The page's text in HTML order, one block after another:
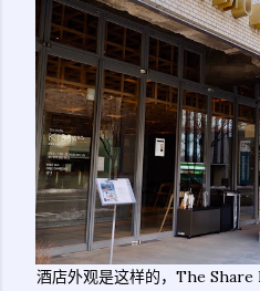
酒店外观是这样的，The